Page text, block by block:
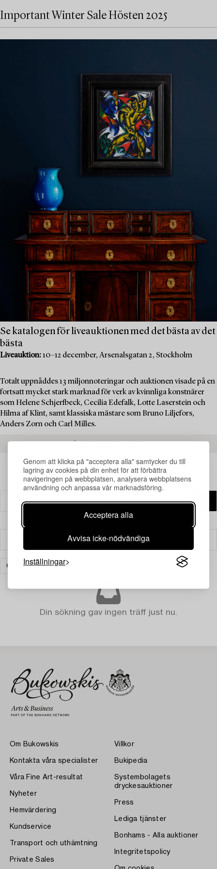
Genom att klicka på "acceptera alla" samtycker du till
lagring av cookies på din enhet för att förbättra
navigeringen på webbplatsen, analysera webbplatsens
användning och anpassa vår marknadsföring.
Acceptera alla
Avvisa icke-nödvändiga
Inställningar
Important Winter Sale Hösten 2025
Se katalogen för liveauktionen med det bästa av det
bästa
Liveauktion:10–12 december, Arsenalsgatan 2, Stockholm
Totalt uppnåddes 13 miljonnoteringar och auktionen visade på en
fortsatt mycket stark marknad för verk av kvinnliga konstnärer
som Helene Schjerfbeck, Cecilia Edefalk, Lotte Laserstein och
Hilma af Klint, samt klassiska mästare som Bruno Liljefors,
Anders Zorn och Carl Milles.
Filter
KONST RENSA ALLA
Din sökning gav ingen träff just nu.
Om Bukowskis
Kontakta våra specialister
Våra Fine Art-resultat
Nyheter
Hemvärdering
Kundservice
Transport och uthämtning
Private Sales
Villkor
Bukipedia
Systembolagets
dryckesauktioner
Press
Lediga tjänster
Bonhams - Alla auktioner
Integritetspolicy